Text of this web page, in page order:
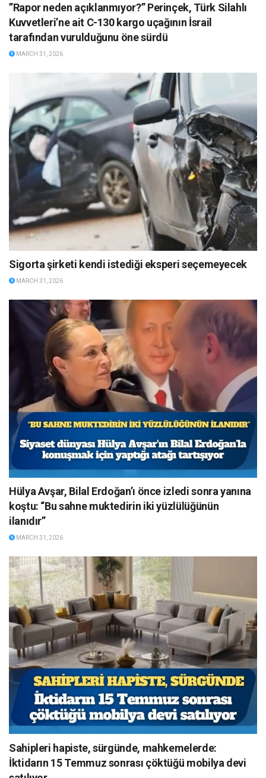
”Rapor neden açıklanmıyor?” Perinçek, Türk Silahlı
Kuvvetleri’ne ait C-130 kargo uçağının İsrail
tarafından vurulduğunu öne sürdü
MARCH 31, 2026
Sigorta şirketi kendi istediği eksperi seçemeyecek
MARCH 31, 2026
Hülya Avşar, Bilal Erdoğan’ı önce izledi sonra yanına
koştu: “Bu sahne muktedirin iki yüzlülüğünün
ilanıdır”
MARCH 31, 2026
Sahipleri hapiste, sürgünde, mahkemelerde:
İktidarın 15 Temmuz sonrası çöktüğü mobilya devi